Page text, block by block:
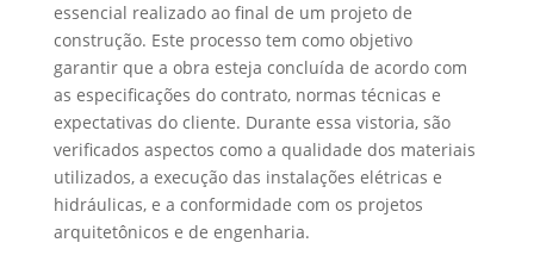
essencial realizado ao final de um projeto de
construção. Este processo tem como objetivo
garantir que a obra esteja concluída de acordo com
as especificações do contrato, normas técnicas e
expectativas do cliente. Durante essa vistoria, são
verificados aspectos como a qualidade dos materiais
utilizados, a execução das instalações elétricas e
hidráulicas, e a conformidade com os projetos
arquitetônicos e de engenharia.